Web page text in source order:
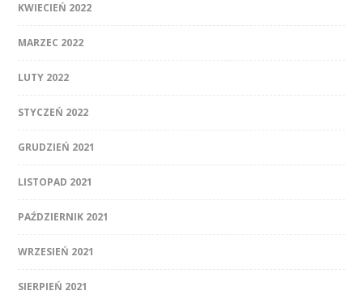
KWIECIEŃ 2022
MARZEC 2022
LUTY 2022
STYCZEŃ 2022
GRUDZIEŃ 2021
LISTOPAD 2021
PAŹDZIERNIK 2021
WRZESIEŃ 2021
SIERPIEŃ 2021